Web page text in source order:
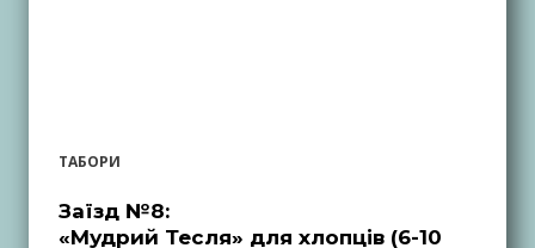
ТАБОРИ
Заїзд №8:
«Мудрий Тесля» для хлопців (6-10